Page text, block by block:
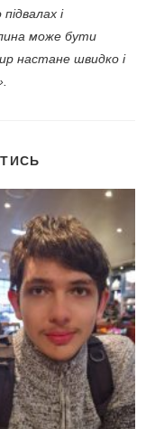
і
може бути
настане швидко і